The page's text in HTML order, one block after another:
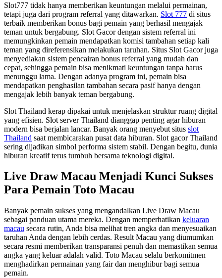
Slot777 tidak hanya memberikan keuntungan melalui permainan,
tetapi juga dari program referral yang ditawarkan. Slot 777 di situs
terbaik memberikan bonus bagi pemain yang berhasil mengajak
teman untuk bergabung. Slot Gacor dengan sistem referral ini
memungkinkan pemain mendapatkan komisi tambahan setiap kali
teman yang direferensikan melakukan taruhan. Situs Slot Gacor juga
menyediakan sistem pencairan bonus referral yang mudah dan
cepat, sehingga pemain bisa menikmati keuntungan tanpa harus
menunggu lama. Dengan adanya program ini, pemain bisa
mendapatkan penghasilan tambahan secara pasif hanya dengan
mengajak lebih banyak teman bergabung.
Slot Thailand kerap dipakai untuk menjelaskan struktur ruang digital
yang efisien. Slot server Thailand dianggap penting agar hiburan
modern bisa berjalan lancar. Banyak orang menyebut situs slot
Thailand saat membicarakan pusat data hiburan. Slot gacor Thailand
sering dijadikan simbol performa sistem stabil. Dengan begitu, dunia
hiburan kreatif terus tumbuh bersama teknologi digital.
Live Draw Macau Menjadi Kunci Sukses
Para Pemain Toto Macau
Banyak pemain sukses yang mengandalkan Live Draw Macau
sebagai panduan utama mereka. Dengan memperhatikan keluaran
macau secara rutin, Anda bisa melihat tren angka dan menyesuaikan
taruhan Anda dengan lebih cerdas. Result Macau yang diumumkan
secara resmi memberikan transparansi penuh dan memastikan semua
angka yang keluar adalah valid. Toto Macau selalu berkomitmen
menghadirkan permainan yang fair dan menghibur bagi semua
pemain.